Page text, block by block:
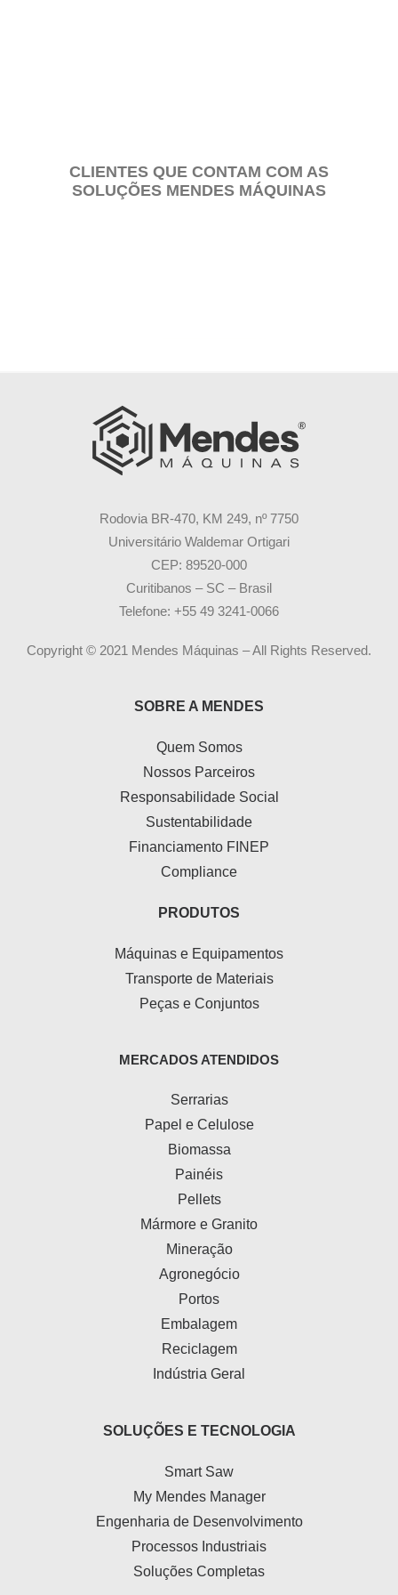
CLIENTES QUE CONTAM COM AS
SOLUÇÕES MENDES MÁQUINAS
Rodovia BR-470, KM 249, nº 7750
Universitário Waldemar Ortigari
CEP: 89520-000
Curitibanos – SC – Brasil
Telefone: +55 49 3241-0066
Copyright © 2021 Mendes Máquinas – All Rights Reserved.
SOBRE A MENDES
Quem Somos
Nossos Parceiros
Responsabilidade Social
Sustentabilidade
Financiamento FINEP
Compliance
PRODUTOS
Máquinas e Equipamentos
Transporte de Materiais
Peças e Conjuntos
MERCADOS ATENDIDOS
Serrarias
Papel e Celulose
Biomassa
Painéis
Pellets
Mármore e Granito
Mineração
Agronegócio
Portos
Embalagem
Reciclagem
Indústria Geral
SOLUÇÕES E TECNOLOGIA
Smart Saw
My Mendes Manager
Engenharia de Desenvolvimento
Processos Industriais
Soluções Completas